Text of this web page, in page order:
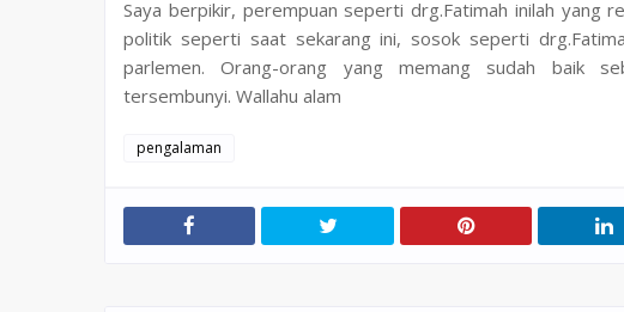
Saya berpikir, perempuan seperti drg.Fatimah inilah yang
politik seperti saat sekarang ini, sosok seperti
parlemen. Orang-orang yang memang sudah baik
tersembunyi. Wallahu alam
pengalaman